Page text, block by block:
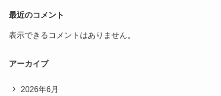
最近のコメント
表示できるコメントはありません。
アーカイブ
2026年6月